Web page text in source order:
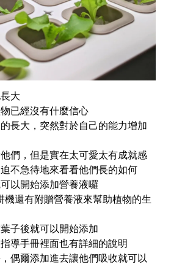
大
已經沒有什麼信心
長大，突然對於自己的能力增加
們，但是實在太可愛太有成就感
不急待地來看看他們長的如何
以開始添加營養液囉
機還有附贈營養液來幫助植物的生
子後就可以開始添加
導手冊裡面也有詳細的說明
偶爾添加進去讓他們吸收就可以